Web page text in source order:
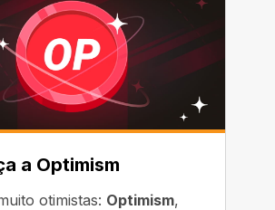
a Optimism
otimistas: Optimism,